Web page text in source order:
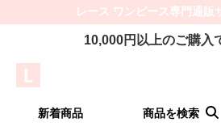
レース ワンピース専門通販
10,000円以上のご購入
新着商品 商品を検索